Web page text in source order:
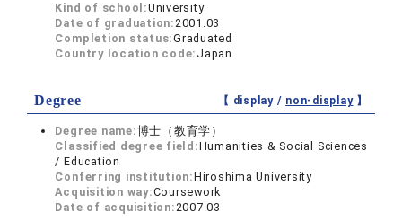
Kind of school:University
Date of graduation:2001.03
Completion status:Graduated
Country location code: Japan
Degree 【 display / non-display】
Degree name:博士（教育学）
Classified degree field:Humanities & Social Sciences
/ Education
Conferring institution:Hiroshima University
Acquisition way:Coursework
Date of acquisition:2007.03